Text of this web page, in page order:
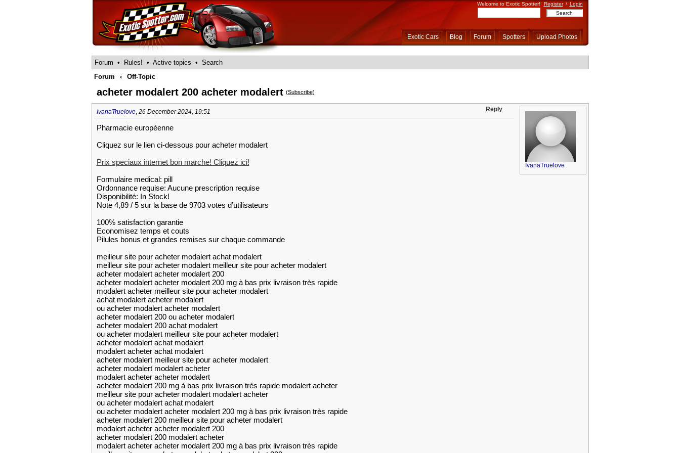
Welcome to Exotic Spotter! Register / Login
Exotic Cars Blog Forum Spotters Upload Photos
Forum • Rules! • Active topics • Search
Forum
‹ Off-Topic
acheter modalert 200 acheter modalert (Subscribe)
IvanaTruelove, 26 December 2024, 19:51 Reply
Pharmacie européenne
Cliquez sur le lien ci-dessous pour acheter modalert
Prix speciaux internet bon marche! Cliquez ici!
Formulaire medical: pill
Ordonnance requise: Aucune prescription requise
Disponibilité: In Stock!
Note 4,89 / 5 sur la base de 9703 votes d’utilisateurs
100% satisfaction garantie
Economisez temps et couts
Pilules bonus et grandes remises sur chaque commande
meilleur site pour acheter modalert achat modalert
meilleur site pour acheter modalert meilleur site pour acheter modalert
acheter modalert acheter modalert 200
acheter modalert acheter modalert 200 mg à bas prix livraison très rapide
modalert acheter meilleur site pour acheter modalert
achat modalert acheter modalert
ou acheter modalert acheter modalert
acheter modalert 200 ou acheter modalert
acheter modalert 200 achat modalert
ou acheter modalert meilleur site pour acheter modalert
acheter modalert achat modalert
modalert acheter achat modalert
acheter modalert meilleur site pour acheter modalert
acheter modalert modalert acheter
modalert acheter acheter modalert
acheter modalert 200 mg à bas prix livraison très rapide modalert acheter
meilleur site pour acheter modalert modalert acheter
ou acheter modalert achat modalert
ou acheter modalert acheter modalert 200 mg à bas prix livraison très rapide
acheter modalert 200 meilleur site pour acheter modalert
modalert acheter acheter modalert 200
acheter modalert 200 modalert acheter
modalert acheter acheter modalert 200 mg à bas prix livraison très rapide
IvanaTruelove